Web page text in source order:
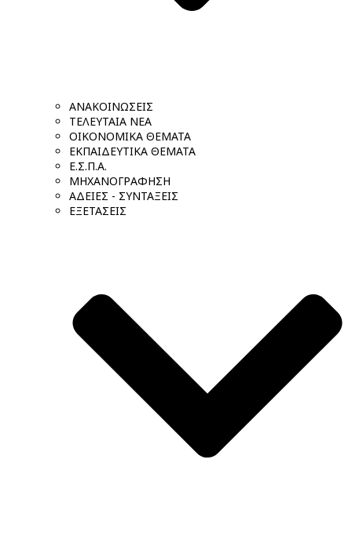
ΑΝΑΚΟΙΝΩΣΕΙΣ
ΤΕΛΕΥΤΑΙΑ ΝΕΑ
ΟΙΚΟΝΟΜΙΚΑ ΘΕΜΑΤΑ
ΕΚΠΑΙΔΕΥΤΙΚΑ ΘΕΜΑΤΑ
Ε.Σ.Π.Α.
ΜΗΧΑΝΟΓΡΑΦΗΣΗ
ΑΔΕΙΕΣ - ΣΥΝΤΑΞΕΙΣ
ΕΞΕΤΑΣΕΙΣ